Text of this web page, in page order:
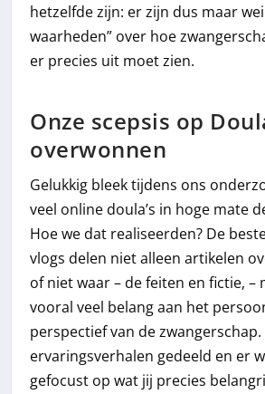
hetzelfde zijn: er zijn dus maar
waarheden” over hoe
er precies uit moet zien.
Onze scepsis op
overwonnen
Gelukkig bleek tijdens ons
veel online doula’s in hoge mate
Hoe we dat realiseerden? De
vlogs delen niet alleen artikelen
of niet waar – de feiten en fictie, –
vooral veel belang aan het
perspectief van de
ervaringsverhalen gedeeld en er
gefocust op wat jij precies